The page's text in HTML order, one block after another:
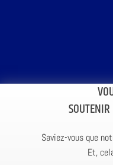
Saviez-vous que
Et,